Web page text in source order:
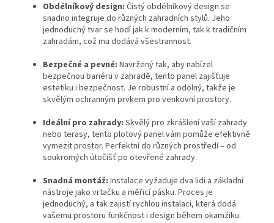
Obdélníkový design: Čistý obdélníkový design se
snadno integruje do různých zahradních stylů. Jeho
jednoduchý tvar se hodí jak k moderním, tak k tradičním
zahradám, což mu dodává všestrannost.
Bezpečné a pevné: Navržený tak, aby nabízel
bezpečnou bariéru v zahradě, tento panel zajišťuje
estetiku i bezpečnost. Je robustní a odolný, takže je
skvělým ochranným prvkem pro venkovní prostory.
Ideální pro zahrady: Skvělý pro zkrášlení vaší zahrady
nebo terasy, tento plotový panel vám pomůže efektivně
vymezit prostor. Perfektní do různých prostředí – od
soukromých útočišť po otevřené zahrady.
Snadná montáž: Instalace vyžaduje dva lidi a základní
nástroje jako vrtačku a měřicí pásku. Proces je
jednoduchý, a tak zajistí rychlou instalaci, která dodá
vašemu prostoru funkčnost i design během okamžiku.